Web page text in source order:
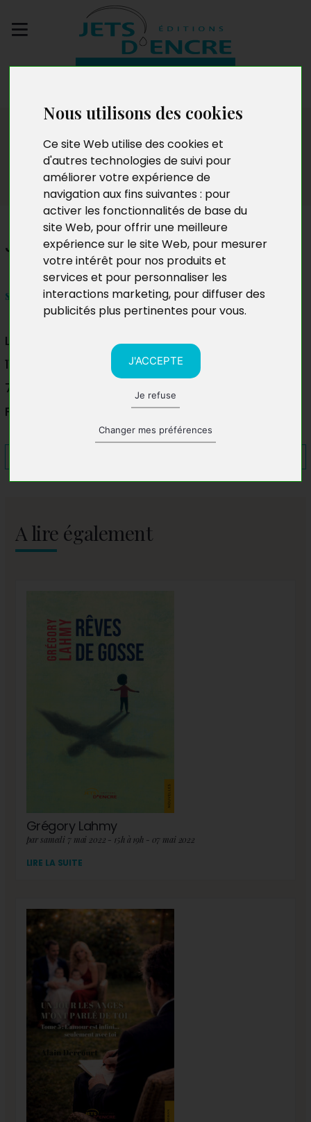
Nous utilisons des cookies
Ce site Web utilise des cookies et
d'autres technologies de suivi pour
améliorer votre expérience de
navigation aux fins suivantes : pour
activer les fonctionnalités de base du
site Web, pour offrir une meilleure
expérience sur le site Web, pour mesurer
votre intérêt pour nos produits et
services et pour personnaliser les
interactions marketing, pour diffuser des
publicités plus pertinentes pour vous.
J'ACCEPTE
Je refuse
Changer mes préférences
Envoyez votre
Dédicaces
Joshua Laffont Cohen
samedi 2 octobre 2021 à 19h
La Lucarne des écrivains
115 rue de l'Ourcq
75019 Paris
France
A lire également
Grégory Lahmy
par samedi 7 mai 2022 - 15h à 19h - 07 mai 2022
LIRE LA SUITE